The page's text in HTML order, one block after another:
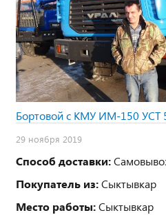
Бортовой с КМУ ИМ-150 УСТ
29 ноября 2019
Способ доставки:
Покупатель из:Сыктывкар
Место работы:Сыктывкар